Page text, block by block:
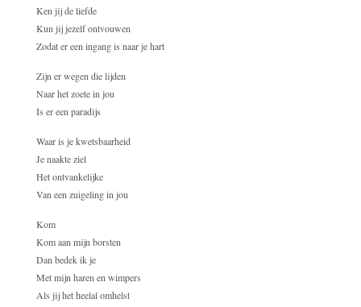
Ken jij de liefde
Kun jij jezelf ontvouwen
Zodat er een ingang is naar je hart
Zijn er wegen die lijden
Naar het zoete in jou
Is er een paradijs
Waar is je kwetsbaarheid
Je naakte ziel
Het ontvankelijke
Van een zuigeling in jou
Kom
Kom aan mijn borsten
Dan bedek ik je
Met mijn haren en wimpers
Als jij het heelal omhelst